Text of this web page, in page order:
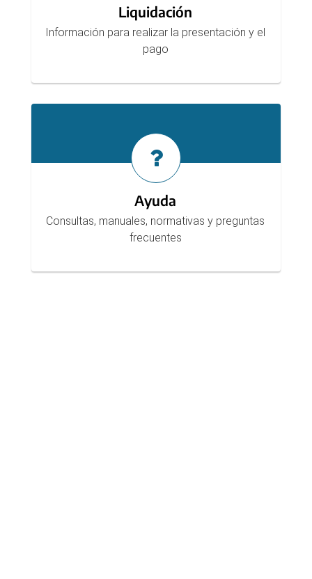
Liquidación
Información para realizar la presentación y el
pago
Ayuda
Consultas, manuales, normativas y preguntas
frecuentes